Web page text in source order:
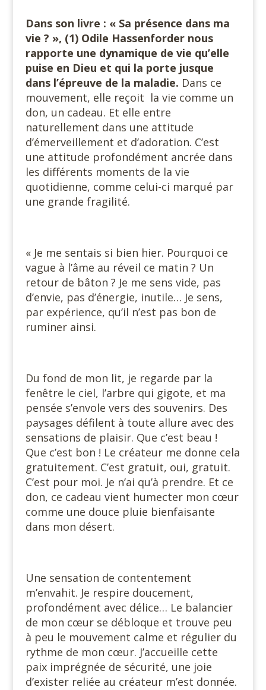
Dans son livre : « Sa présence dans ma
vie ? », (1) Odile Hassenforder nous
rapporte une dynamique de vie qu’elle
puise en Dieu et qui la porte jusque
dans l’épreuve de la maladie. Dans ce
mouvement, elle reçoit la vie comme un
don, un cadeau. Et elle entre
naturellement dans une attitude
d’émerveillement et d’adoration. C’est
une attitude profondément ancrée dans
les différents moments de la vie
quotidienne, comme celui-ci marqué par
une grande fragilité.
« Je me sentais si bien hier. Pourquoi ce
vague à l’âme au réveil ce matin ? Un
retour de bâton ? Je me sens vide, pas
d’envie, pas d’énergie, inutile… Je sens,
par expérience, qu’il n’est pas bon de
ruminer ainsi.
Du fond de mon lit, je regarde par la
fenêtre le ciel, l’arbre qui gigote, et ma
pensée s’envole vers des souvenirs. Des
paysages défilent à toute allure avec des
sensations de plaisir. Que c’est beau !
Que c’est bon ! Le créateur me donne cela
gratuitement. C’est gratuit, oui, gratuit.
C’est pour moi. Je n’ai qu’à prendre. Et ce
don, ce cadeau vient humecter mon cœur
comme une douce pluie bienfaisante
dans mon désert.
Une sensation de contentement
m’envahit. Je respire doucement,
profondément avec délice… Le balancier
de mon cœur se débloque et trouve peu
à peu le mouvement calme et régulier du
rythme de mon cœur. J’accueille cette
paix imprégnée de sécurité, une joie
d’exister reliée au créateur m’est donnée.